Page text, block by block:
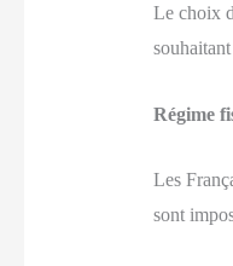
Le choix
Régime
Les
sont